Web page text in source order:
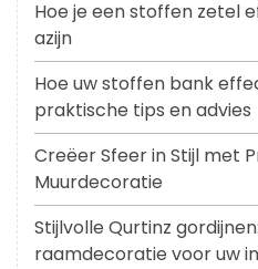
Hoe je een stoffen zetel
azijn
Hoe uw stoffen bank
praktische tips en advies
Creëer Sfeer in Stijl met
Muurdecoratie
Stijlvolle Qurtinz
raamdecoratie voor uw